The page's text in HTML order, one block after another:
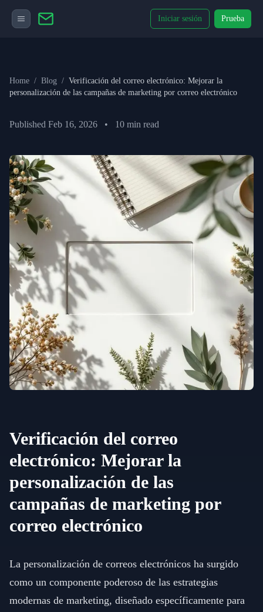
Iniciar sesión Prueba
Home / Blog / Verificación del correo electrónico: Mejorar la
personalización de las campañas de marketing por correo electrónico
Published Feb 16, 2026 • 10 min read
Verificación del correo
electrónico: Mejorar la
personalización de las
campañas de marketing por
correo electrónico
La personalización de correos electrónicos ha surgido
como un componente poderoso de las estrategias
modernas de marketing, diseñado específicamente para